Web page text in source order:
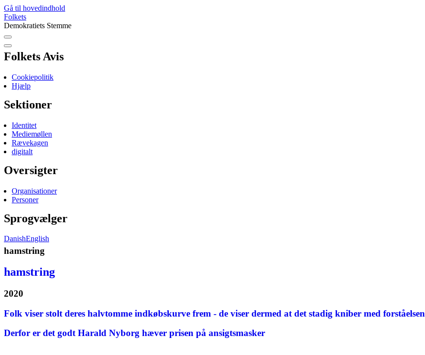
Gå til hovedindhold
Folkets
Demokratiets Stemme
Folkets Avis
Cookiepolitik
Hjælp
Sektioner
Identitet
Mediemøllen
Rævekagen
digitalt
Oversigter
Organisationer
Personer
Sprogvælger
DanishEnglish
hamstring
hamstring
2020
Folk viser stolt deres halvtomme indkøbskurve frem - de viser dermed at det stadig kniber med forståelsen
Derfor er det godt Harald Nyborg hæver prisen på ansigtsmasker